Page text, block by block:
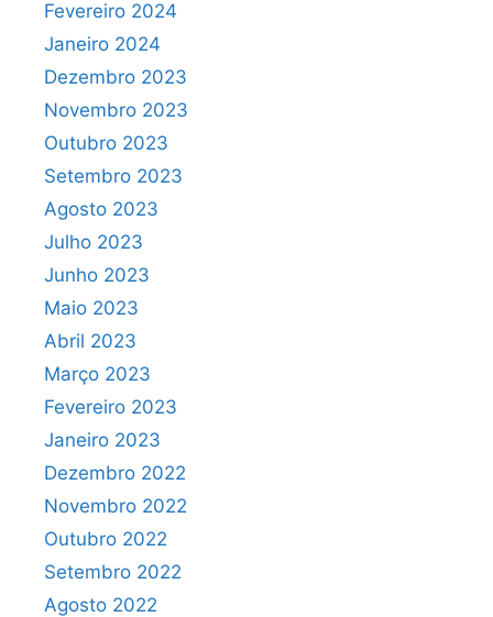
Fevereiro 2024
Janeiro 2024
Dezembro 2023
Novembro 2023
Outubro 2023
Setembro 2023
Agosto 2023
Julho 2023
Junho 2023
Maio 2023
Abril 2023
Março 2023
Fevereiro 2023
Janeiro 2023
Dezembro 2022
Novembro 2022
Outubro 2022
Setembro 2022
Agosto 2022